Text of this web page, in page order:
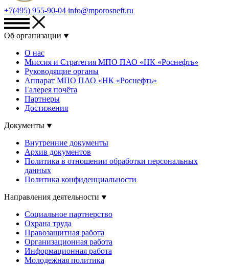
+7(495) 955-90-04 info@mporosneft.ru
Об организации
О нас
Миссия и Стратегия МПО ПАО «НК «Роснефть»
Руководящие органы
Аппарат МПО ПАО «НК «Роснефть»
Галерея почёта
Партнеры
Достижения
Документы
Внутренние документы
Архив документов
Политика в отношении обработки персональных
данных
Политика конфиденциальности
Направления деятельности
Социальное партнерство
Охрана труда
Правозащитная работа
Организационная работа
Информационная работа
Молодежная политика